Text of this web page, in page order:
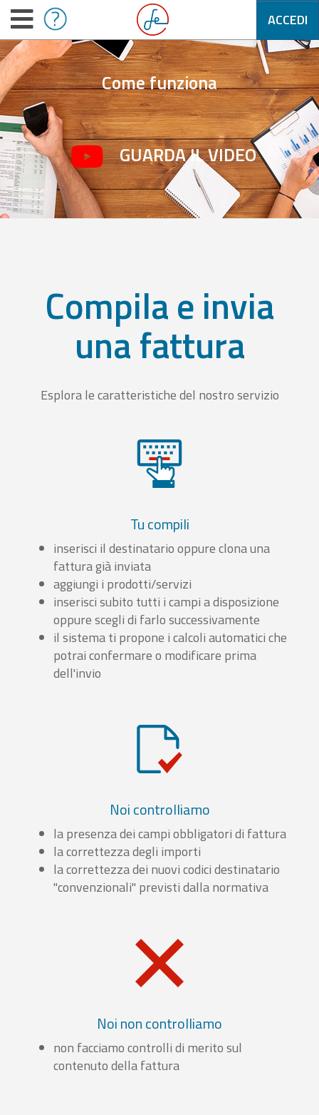
ACCEDI
Come funziona
GUARDA IL VIDEO
Compila e invia
una fattura
Esplora le caratteristiche del nostro servizio
Tu compili
inserisci il destinatario oppure clona una
fattura già inviata
aggiungi i prodotti/servizi
inserisci subito tutti i campi a disposizione
oppure scegli di farlo successivamente
il sistema ti propone i calcoli automatici che
potrai confermare o modificare prima
dell'invio
Noi controlliamo
la presenza dei campi obbligatori di fattura
la correttezza degli importi
la correttezza dei nuovi codici destinatario
"convenzionali" previsti dalla normativa
Noi non controlliamo
non facciamo controlli di merito sul
contenuto della fattura